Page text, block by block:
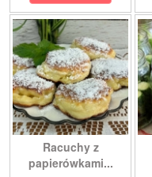
Racuchy z
papierówkami...